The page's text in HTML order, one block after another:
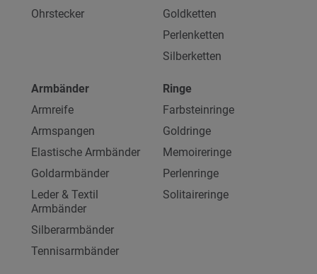
Ohrstecker
Goldketten
Perlenketten
Silberketten
Armbänder
Armreife
Armspangen
Elastische Armbänder
Goldarmbänder
Leder & Textil
Armbänder
Silberarmbänder
Tennisarmbänder
Ringe
Farbsteinringe
Goldringe
Memoireringe
Perlenringe
Solitaireringe